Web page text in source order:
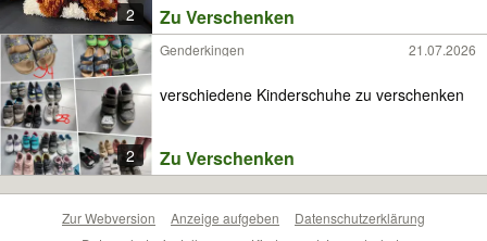
2 Zu Verschenken
2
Genderkingen 21.07.2026
verschiedene Kinderschuhe zu verschenken
Zu Verschenken
Zur Webversion Anzeige aufgeben
Datenschutzerklärung